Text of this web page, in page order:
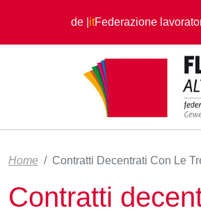
de itFederazione
Home Contratti Decentrati Con Le
Contratti